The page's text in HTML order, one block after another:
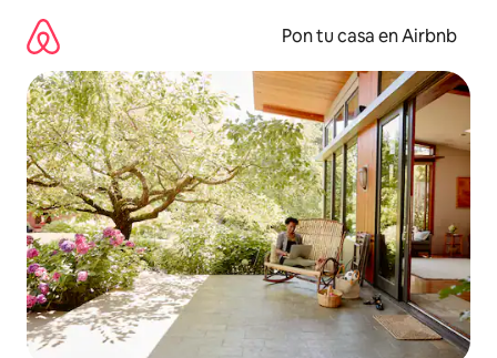
contenido
Pon tu casa en Airbnb